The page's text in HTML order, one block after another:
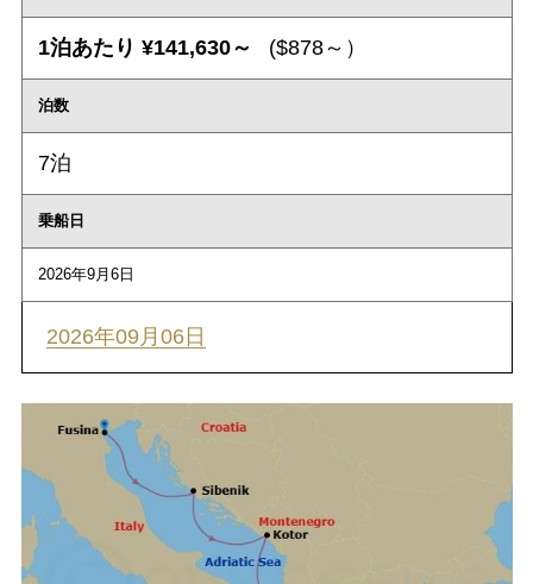
1泊あたり ¥141,630～ ($878～）
泊数
7泊
乗船日
2026年9月6日
2026年09月06日